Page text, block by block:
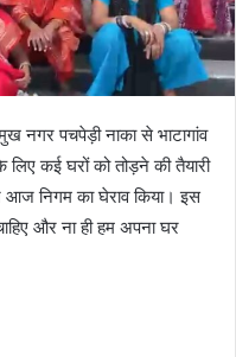
नगर पचपेड़ी नाका से भाटागांव
कई घरों को तोड़ने की तैयारी
आज निगम का घेराव किया। इस
और ना ही हम अपना घर